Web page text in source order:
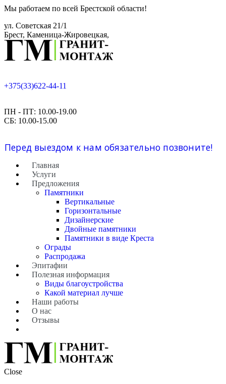
Мы работаем по всей Брестской области!
ул. Советская 21/1
Брест, Каменица-Жировецкая,
+375(33)622-44-11
ПН - ПТ: 10.00-19.00
СБ: 10.00-15.00
Перед выездом к нам обязательно позвоните!
Главная
Услуги
Предложения
Памятники
Вертикальные
Горизонтальные
Дизайнерские
Двойные памятники
Памятники в виде Креста
Ограды
Распродажа
Эпитафии
Полезная информация
Виды благоустройства
Какой материал лучше
Наши работы
О нас
Отзывы
Close